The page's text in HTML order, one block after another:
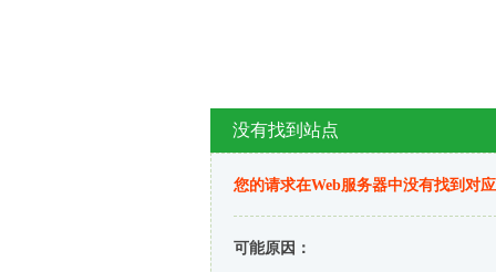
没有找到站点
您的请求在Web服务器中没有找到对
可能原因：